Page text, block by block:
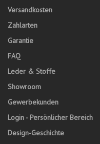
Versandkosten
Zahlarten
Garantie
FAQ
Leder & Stoffe
Showroom
Gewerbekunden
Login - Persönlicher Bereich
Design-Geschichte